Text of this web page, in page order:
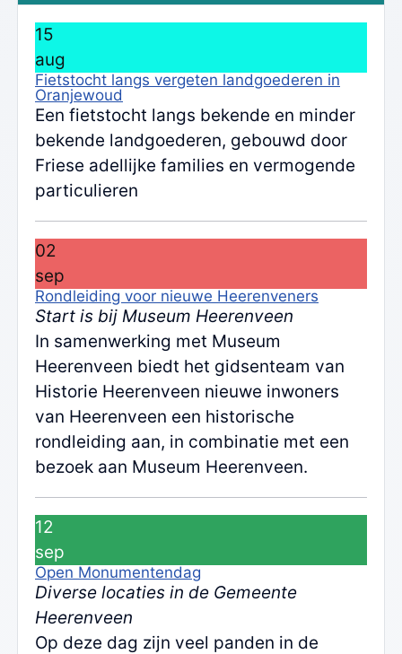
15
aug
Fietstocht langs vergeten landgoederen in
Oranjewoud
Een fietstocht langs bekende en minder
bekende landgoederen, gebouwd door
Friese adellijke families en vermogende
particulieren
02
sep
Rondleiding voor nieuwe Heerenveners
Start is bij Museum Heerenveen
In samenwerking met Museum
Heerenveen biedt het gidsenteam van
Historie Heerenveen nieuwe inwoners
van Heerenveen een historische
rondleiding aan, in combinatie met een
bezoek aan Museum Heerenveen.
12
sep
Open Monumentendag
Diverse locaties in de Gemeente
Heerenveen
Op deze dag zijn veel panden in de